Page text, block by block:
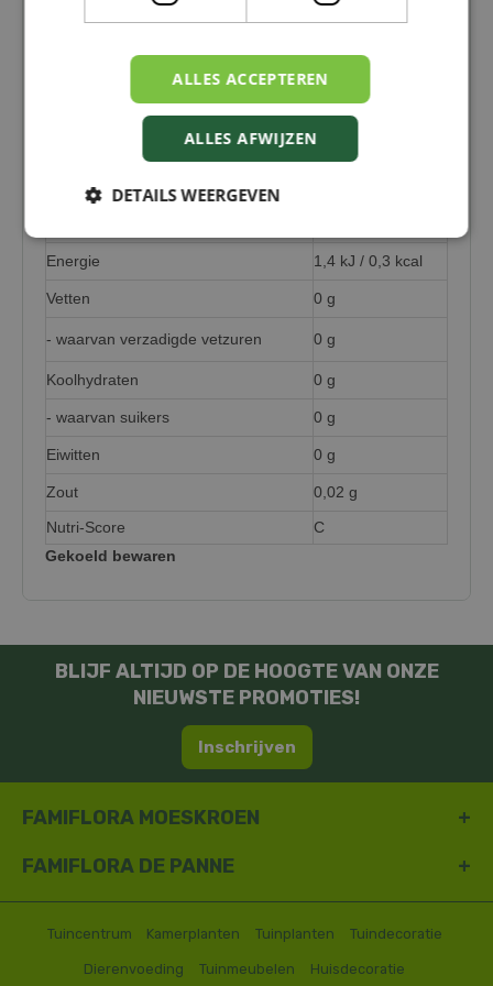
is Coca-Cola Zero Sugar.
Ingrediënten:Bruisend water, kleurstof: E150d,
zuren E338, E331, zoetstoffen: aspartaam,
acesulfaam-K, natuurlijke aroma's
(plantenextracten), waaronder cafeïne
Energie 1,4 kJ / 0,3 kcal
Vetten 0 g
- waarvan verzadigde vetzuren 0 g
Koolhydraten 0 g
- waarvan suikers 0 g
Eiwitten 0 g
Zout
0,02 g
Nutri-Score
C
Gekoeld bewaren
BLIJF ALTIJD OP DE HOOGTE VAN ONZE
NIEUWSTE PROMOTIES!
Inschrijven
FAMIFLORA MOESKROEN
FAMIFLORA DE PANNE
Tuincentrum Kamerplanten Tuinplanten Tuindecoratie
Dierenvoeding Tuinmeubelen Huisdecoratie
ALLES ACCEPTEREN
ALLES AFWIJZEN
DETAILS WEERGEVEN